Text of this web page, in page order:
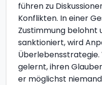
führen zu
Konflikten. In einer
Zustimmung belohnt
sanktioniert, wird
gelernt, ihren
er möglichst